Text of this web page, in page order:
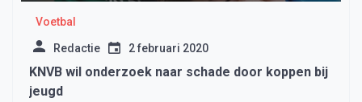
Voetbal
Redactie 2 februari 2020
KNVB wil onderzoek naar schade door koppen bij
jeugd